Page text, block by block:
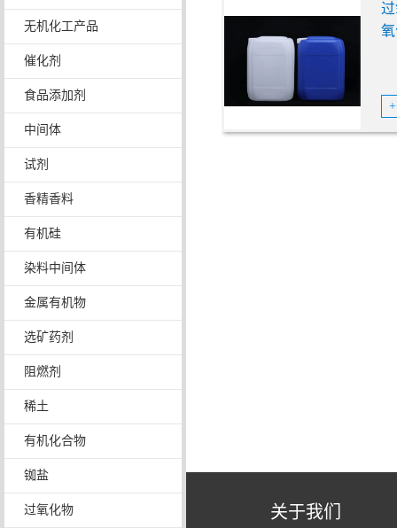
无机化工产品
催化剂
食品添加剂
中间体
试剂
香精香料
有机硅
染料中间体
金属有机物
选矿药剂
阻燃剂
稀土
有机化合物
铷盐
过氧化物 关于我们